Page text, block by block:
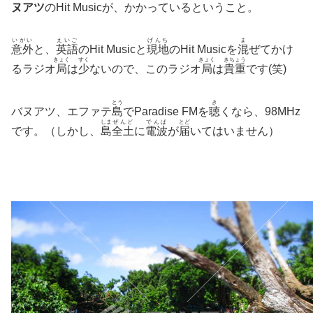
ヌアツのHit Musicが、かかっているということ。
意外
いがい
と、 英語
えいご
のHit Musicと現地
げんち
のHit Musicを混
ま
ぜてかけ
るラジオ局
きょく
は少
すく
ないので、このラジオ局
きょく
は貴重
きちょう
です(笑)
バヌアツ、エファテ島
とう
でParadise FMを聴
き
くなら、98MHz
です。（しかし、 島
しま
全土
ぜんど
に電波
でんぱ
が届
とど
いてはいません）